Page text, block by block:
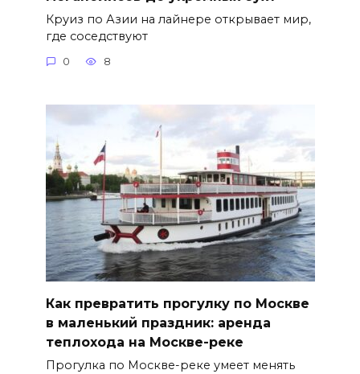
Круиз по Азии на лайнере открывает мир,
где соседствуют
0 8
Как превратить прогулку по Москве
в маленький праздник: аренда
теплохода на Москве-реке
Прогулка по Москве-реке умеет менять